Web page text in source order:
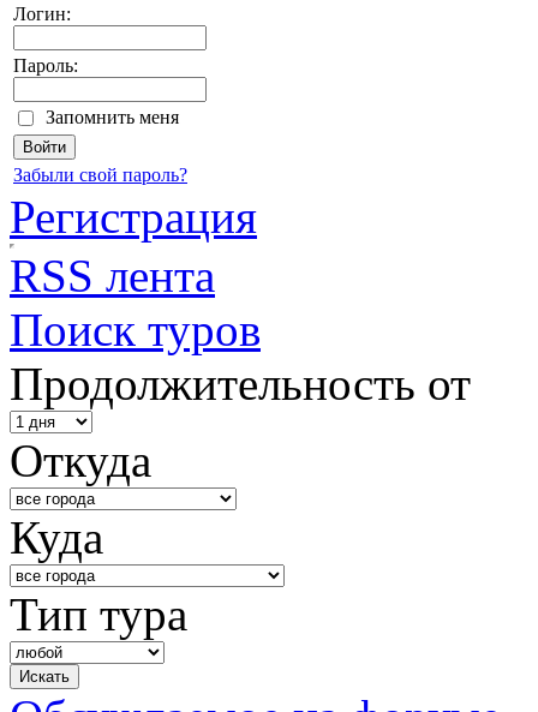
Логин:
Пароль:
Запомнить меня
Забыли свой пароль?
Регистрация
RSS лента
Поиск туров
Продолжительность от
Откуда
Куда
Тип тура